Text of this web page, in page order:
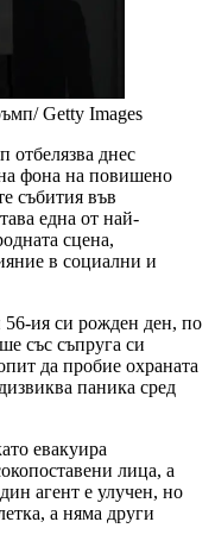
Getty Images
днес
фона на повишено
събития във
една от най-
сцена,
в социални и
56-ия си рожден ден, по
със съпруга си
да пробие охраната
паника сред
евакуира
лица, а
агент е улучен, но
а няма други